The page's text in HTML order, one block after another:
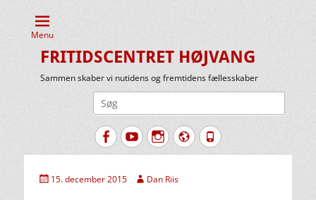
Menu
FRITIDSCENTRET HØJVANG
Sammen skaber vi nutidens og fremtidens fællesskaber
FacebookYouTubeInstagram
Website
Tlf.
Udgivet
15. december 2015 Forfatter
Dan Riis